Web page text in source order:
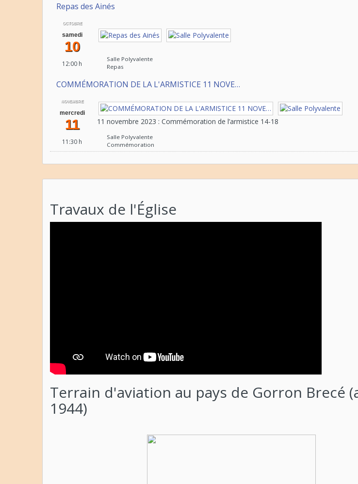
Repas des Ainés
OCTOBRE
samedi
10
12:00 h
Salle Polyvalente
Repas
COMMÉMORATION DE LA L'ARMISTICE 11 NOVE…
NOVEMBRE
mercredi
11 11 novembre 2023 : Commémoration de l’armistice 14-18
11:30 h
Salle Polyvalente
Commémoration
Travaux de l'Église
Terrain d'aviation au pays de Gorron Brecé
1944)